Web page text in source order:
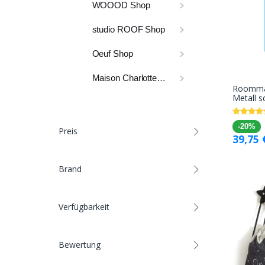
WOOOD Shop
studio ROOF Shop
Oeuf Shop
Maison Charlotte Shop
Preis
Brand
Verfügbarkeit
Bewertung
Metall
-20%
39,75